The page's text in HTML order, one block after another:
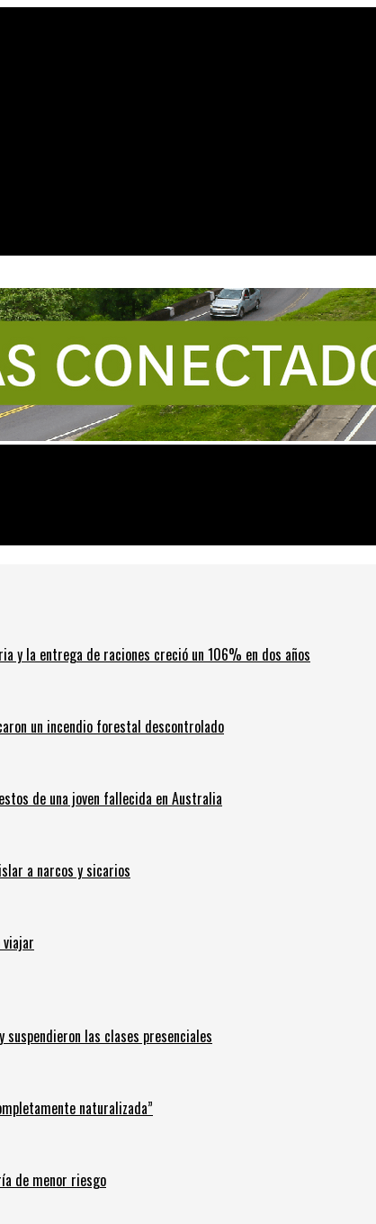
y la entrega de raciones creció un 106% en dos años
un incendio forestal descontrolado
de una joven fallecida en Australia
a narcos y sicarios
las clases presenciales
naturalizada”
de menor riesgo